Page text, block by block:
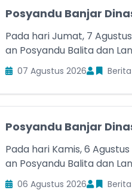
Posyandu Banjar
Pada hari Jumat, 7
an Posyandu Balita dan
07 Agustus 2026
Posyandu Banjar
Pada hari Kamis, 6
an Posyandu Balita dan
06 Agustus 2026